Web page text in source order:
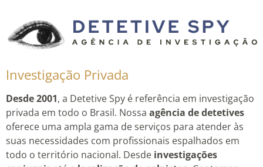
Investigação Privada
Desde 2001, a Detetive Spy é referência em investigação
privada em todo o Brasil. Nossa agência de detetives
oferece uma ampla gama de serviços para atender às
suas necessidades com profissionais espalhados em
todo o território nacional. Desde investigações